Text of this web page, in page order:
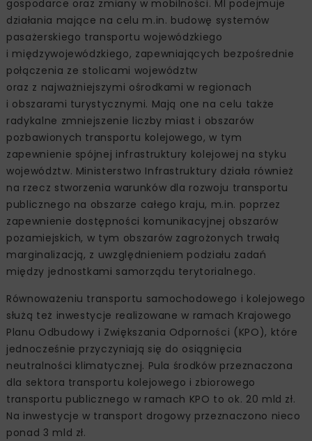
gospodarce oraz zmiany w mobilności. MI podejmuje
działania mające na celu m.in. budowę systemów
pasażerskiego transportu wojewódzkiego
i międzywojewódzkiego, zapewniających bezpośrednie
połączenia ze stolicami województw
oraz z najważniejszymi ośrodkami w regionach
i obszarami turystycznymi. Mają one na celu także
radykalne zmniejszenie liczby miast i obszarów
pozbawionych transportu kolejowego, w tym
zapewnienie spójnej infrastruktury kolejowej na styku
województw. Ministerstwo Infrastruktury działa również
na rzecz stworzenia warunków dla rozwoju transportu
publicznego na obszarze całego kraju, m.in. poprzez
zapewnienie dostępności komunikacyjnej obszarów
pozamiejskich, w tym obszarów zagrożonych trwałą
marginalizacją, z uwzględnieniem podziału zadań
między jednostkami samorządu terytorialnego.
Równoważeniu transportu samochodowego i kolejowego
służą też inwestycje realizowane w ramach Krajowego
Planu Odbudowy i Zwiększania Odporności (KPO), które
jednocześnie przyczyniają się do osiągnięcia
neutralności klimatycznej. Pula środków przeznaczona
dla sektora transportu kolejowego i zbiorowego
transportu publicznego w ramach KPO to ok. 20 mld zł.
Na inwestycje w transport drogowy przeznaczono nieco
ponad 3 mld zł.